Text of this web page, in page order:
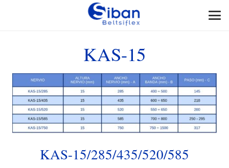
KAS-15
KAS-15/285/435/520/585